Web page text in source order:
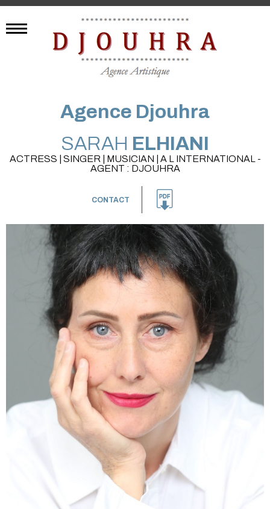
Agence Djouhra
SARAH ELHIANI
ACTRESS | SINGER | MUSICIAN | A L INTERNATIONAL -
AGENT : DJOUHRA
CONTACT